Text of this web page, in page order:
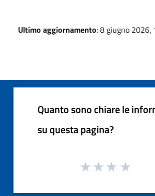
Ultimo aggiornamento: 8 giugno 2026,
Quanto sono chiare le
su questa pagina?